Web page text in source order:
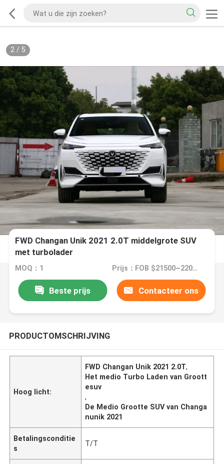
2/ 5
FWD Changan Unik 2021 2.0T middelgrote SUV
met turbolader
MOQ：1 Prijs：FOB $21500~22000 per unit
Beste prijs Contacteer ons
PRODUCTOMSCHRIJVING
Hoog licht:
FWD Changan Unik 2021 2.0T,
Het medio Turbo Laden van Groott
esuv
,
De Medio Grootte SUV van Changa
nunik 2021
Betalingsconditie
s
T/T